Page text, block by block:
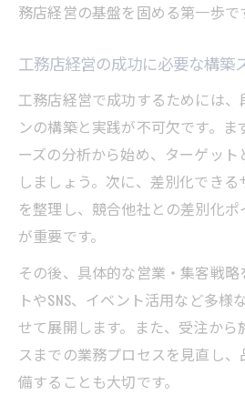
務店経営の基盤を固める第一歩で
工務店経営の成功に必要な構築
工務店経営で成功するためには
ンの構築と実践が不可欠です。
ーズの分析から始め、ターゲッ
しましょう。次に、差別化でき
を整理し、競合他社との差別化
が重要です。
その後、具体的な営業・集客戦
トやSNS、イベント活用など多様
せて展開します。また、受注か
スまでの業務プロセスを見直し
備することも大切です。